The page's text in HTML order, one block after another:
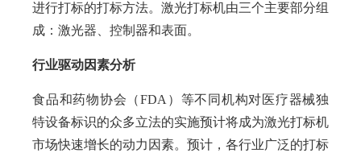
进行打标的打标方法。激光打标机由三个主要部分组
成：激光器、控制器和表面。
行业驱动因素分析
食品和药物协会（FDA）等不同机构对医疗器械独
特设备标识的众多立法的实施预计将成为激光打标机
市场快速增长的动力因素。预计，各行业广泛的打标